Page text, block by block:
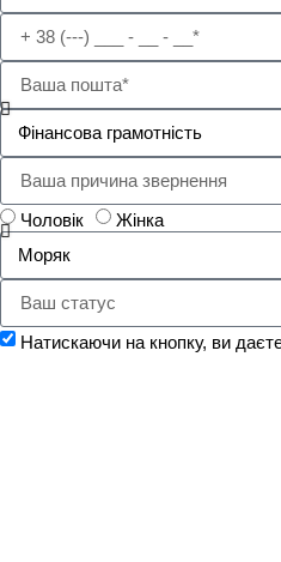
Чоловік Жінка
Натискаючи на кнопку, ви